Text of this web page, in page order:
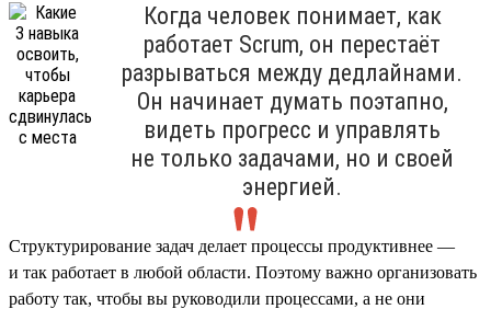
Когда человек понимает, как
работает Scrum, он перестаёт
разрываться между дедлайнами.
Он начинает думать поэтапно,
видеть прогресс и управлять
не только задачами, но и своей
энергией.
Структурирование задач делает процессы продуктивнее —
и так работает в любой области. Поэтому важно организовать
работу так, чтобы вы руководили процессами, а не они